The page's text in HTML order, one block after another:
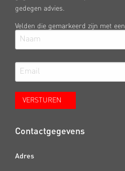
gedegen advies.
Velden die gemarkeerd zijn met een
Contactgegevens
Adres